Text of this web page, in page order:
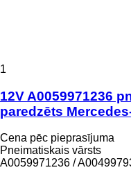
1
12V A0059971236
paredzēts
Cena pēc pieprasījuma
Pneimatiskais vārsts
A0059971236 /